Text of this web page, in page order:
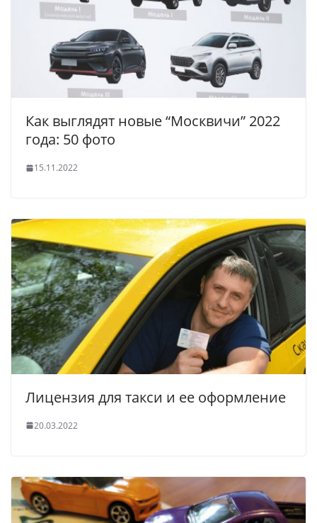
Как выглядят новые “Москвичи” 2022
года: 50 фото
15.11.2022
Лицензия для такси и ее оформление
20.03.2022